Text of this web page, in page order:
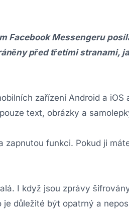
Facebook Messengeru
před třetími stranami,
zařízení Android a iOS
text, obrázky a
funkci. Pokud ji
I když jsou zprávy
důležité být opatrný a